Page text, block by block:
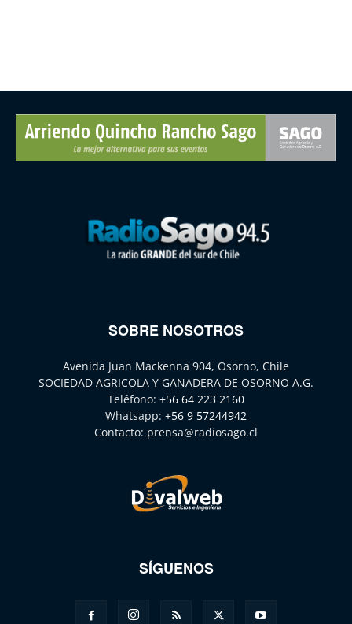
SOBRE NOSOTROS
Avenida Juan Mackenna 904, Osorno, Chile
SOCIEDAD AGRICOLA Y GANADERA DE OSORNO A.G.
Teléfono: +56 64 223 2160
Whatsapp: +56 9 57244942
Contacto: prensa@radiosago.cl
SÍGUENOS